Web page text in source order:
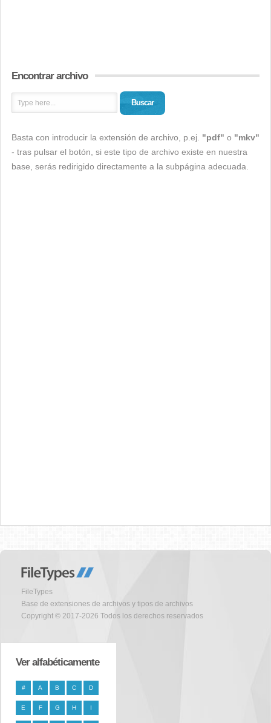
Encontrar archivo
Buscar
Basta con introducir la extensión de archivo, p.ej. "pdf" o "mkv"
- tras pulsar el botón, si este tipo de archivo existe en nuestra
base, serás redirigido directamente a la subpágina adecuada.
FileTypes
Base de extensiones de archivos y tipos de archivos
Copyright © 2017-2026 Todos los derechos reservados
Ver alfabéticamente
# A B C D
E F G H I